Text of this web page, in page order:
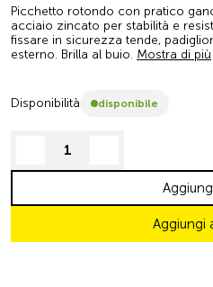
Picchetto rotondo con pratico
acciaio zincato per stabilità e
fissare in sicurezza tende,
esterno. Brilla al buio. Mostra di più
Disponibilità disponibile
decrease quantity
Aggiungi